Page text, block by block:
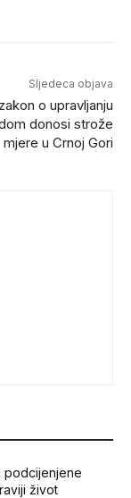
Sljedeca objava
o upravljanju
donosi strože
mjere u Crnoj Gori
podcijenjene
život